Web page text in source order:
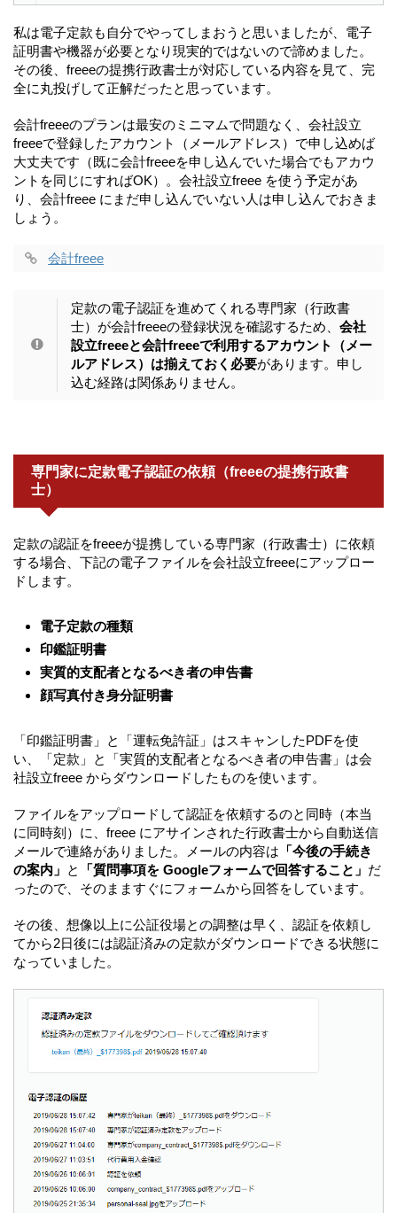
私は電子定款も自分でやってしまおうと思いましたが、電子
証明書や機器が必要となり現実的ではないので諦めました。
その後、freeeの提携行政書士が対応している内容を見て、完
全に丸投げして正解だったと思っています。
会計freeeのプランは最安のミニマムで問題なく、会社設立
freeeで登録したアカウント（メールアドレス）で申し込めば
大丈夫です（既に会計freeeを申し込んでいた場合でもアカウ
ントを同じにすればOK）。会社設立freee を使う予定があ
り、会計freee にまだ申し込んでいない人は申し込んでおきま
しょう。
会計freee
定款の電子認証を進めてくれる専門家（行政書
士）が会計freeeの登録状況を確認するため、 会社
設立freeeと会計freeeで利用するアカウント（メー
ルアドレス）は揃えておく必要があります。申し
込む経路は関係ありません。
専門家に定款電子認証の依頼（freeeの提携行政書
士）
定款の認証をfreeeが提携している専門家（行政書士）に依頼
する場合、下記の電子ファイルを会社設立freeeにアップロー
ドします。
電子定款の種類
印鑑証明書
実質的支配者となるべき者の申告書
顔写真付き身分証明書
「印鑑証明書」と「運転免許証」はスキャンしたPDFを使
い、「定款」と「実質的支配者となるべき者の申告書」は会
社設立freee からダウンロードしたものを使います。
ファイルをアップロードして認証を依頼するのと同時（本当
に同時刻）に、freee にアサインされた行政書士から自動送信
メールで連絡がありました。メールの内容は 「今後の手続き
の案内」 と 「質問事項を Googleフォームで回答すること」 だ
ったので、そのまますぐにフォームから回答をしています。
その後、想像以上に公証役場との調整は早く、認証を依頼し
てから2日後には認証済みの定款がダウンロードできる状態に
なっていました。